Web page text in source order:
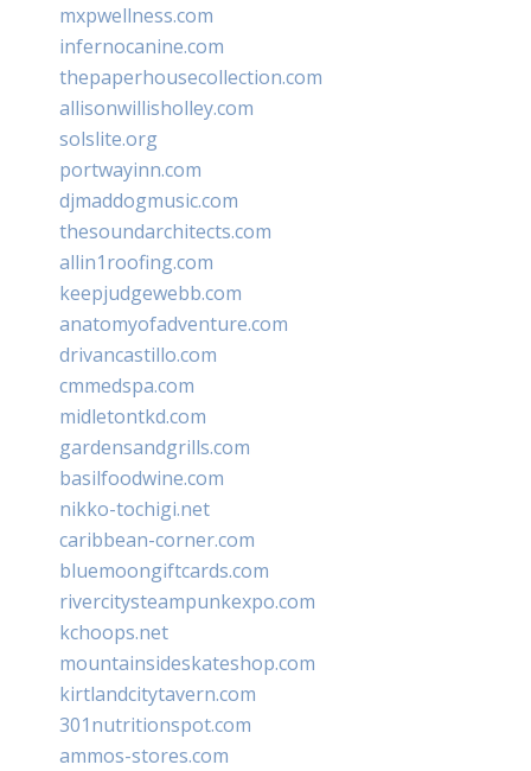
mxpwellness.com
infernocanine.com
thepaperhousecollection.com
allisonwillisholley.com
solslite.org
portwayinn.com
djmaddogmusic.com
thesoundarchitects.com
allin1roofing.com
keepjudgewebb.com
anatomyofadventure.com
drivancastillo.com
cmmedspa.com
midletontkd.com
gardensandgrills.com
basilfoodwine.com
nikko-tochigi.net
caribbean-corner.com
bluemoongiftcards.com
rivercitysteampunkexpo.com
kchoops.net
mountainsideskateshop.com
kirtlandcitytavern.com
301nutritionspot.com
ammos-stores.com